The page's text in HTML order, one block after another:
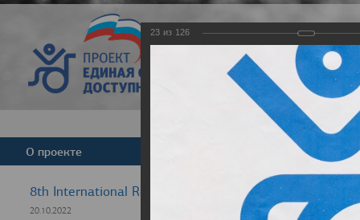
Версия для
О проекте
8th International Rezept-Sport Wheelchair Half
20.10.2022
23 из 126